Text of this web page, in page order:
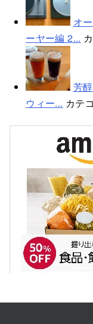
オ
ーヤー編 2...
芳
ウィー... カテ